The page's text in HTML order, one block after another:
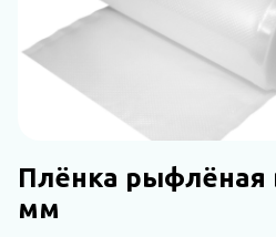
Плёнка рыфлёная
мм